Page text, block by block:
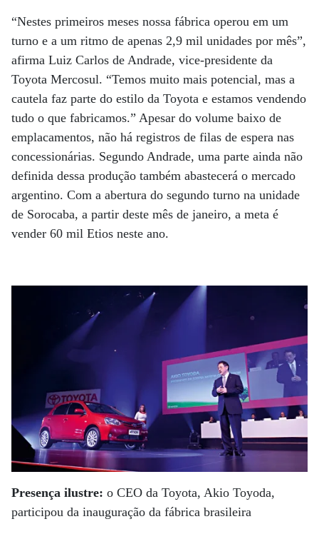
“Nestes primeiros meses nossa fábrica operou em um
turno e a um ritmo de apenas 2,9 mil unidades por mês”,
afirma Luiz Carlos de Andrade, vice-presidente da
Toyota Mercosul. “Temos muito mais potencial, mas a
cautela faz parte do estilo da Toyota e estamos vendendo
tudo o que fabricamos.” Apesar do volume baixo de
emplacamentos, não há registros de filas de espera nas
concessionárias. Segundo Andrade, uma parte ainda não
definida dessa produção também abastecerá o mercado
argentino. Com a abertura do segundo turno na unidade
de Sorocaba, a partir deste mês de janeiro, a meta é
vender 60 mil Etios neste ano.
Presença ilustre: o CEO da Toyota, Akio Toyoda,
participou da inauguração da fábrica brasileira